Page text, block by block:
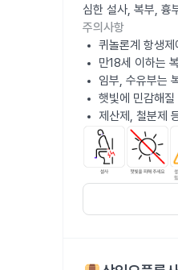
심한 설사, 복부, 흉
주의사항
퀴놀론계 항생
만18세 이하는
임부, 수유부는
햇빛에 민감해
제산제, 철분제